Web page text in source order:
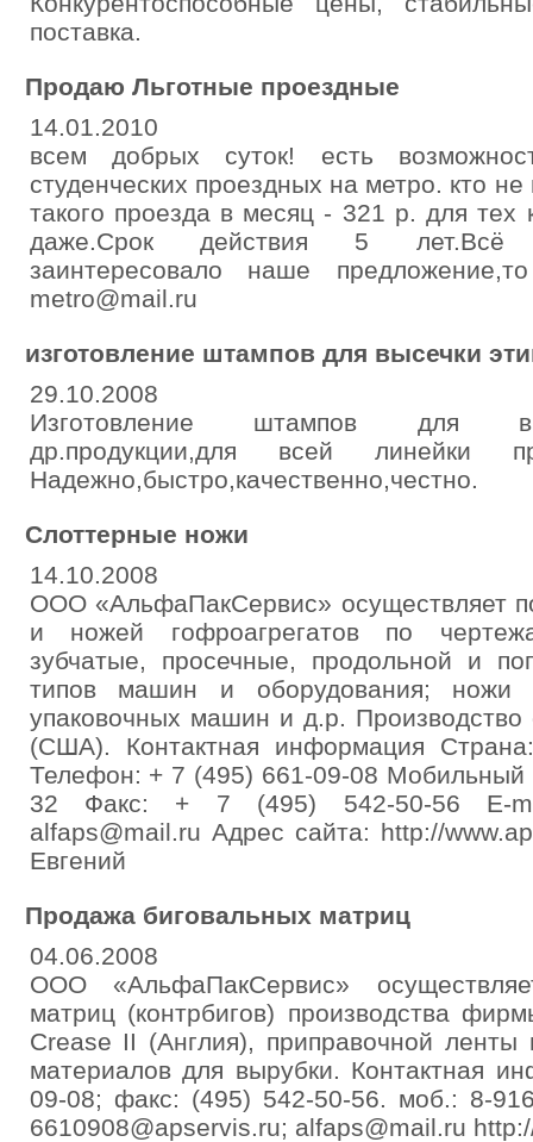
поставка.
Продаю Льготные проездные
14.01.2010
всем добрых суток! есть
студенческих проездных на метро. кто
такого проезда в месяц - 321 р. для тех
даже.Срок действия 5 лет.Всё
заинтересовало наше
metro@mail.ru
изготовление штампов для высечки
29.10.2008
Изготовление штампов для
др.продукции,для всей линейки
Надежно,быстро,качественно,честно.
Слоттерные ножи
14.10.2008
ООО «АльфаПакСервис» осуществляет
и ножей гофроагрегатов по
зубчатые, просечные, продольной и
типов машин и оборудования; ножи
упаковочных машин и д.р.
(США). Контактная информация
Телефон: + 7 (495) 661-09-08
32 Факс: + 7 (495) 542-50-56 E-
alfaps@mail.ru Адрес сайта: http://
Евгений
Продажа биговальных матриц
04.06.2008
ООО «АльфаПакСервис»
матриц (контрбигов) производства
Crease II (Англия), приправочной ленты
материалов для вырубки. Контактная
09-08; факс: (495) 542-50-56. моб.: 8-
6610908@apservis.ru; alfaps@mail.ru